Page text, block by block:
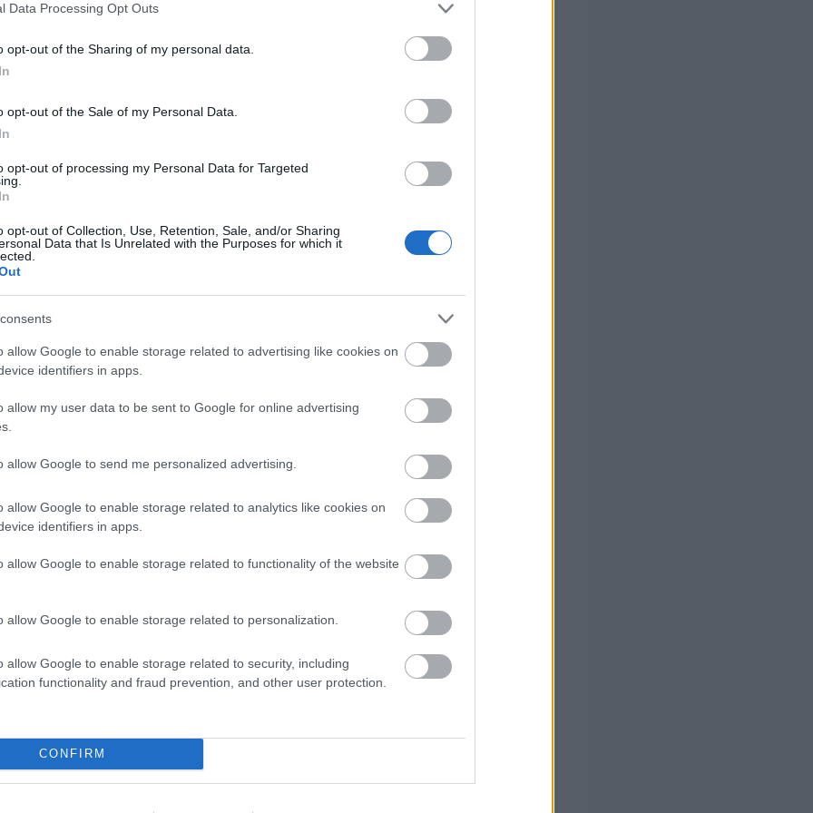
Data Processing Opt Outs
opt-out of the Sharing of my personal data.
opt-out of the Sale of my Personal Data.
opt-out of processing my Personal Data for Targeted
opt-out of Collection, Use, Retention, Sale, and/or Sharing
Data that Is Unrelated with the Purposes for which it
allow Google to enable storage related to advertising like cookies on
identifiers in apps.
allow my user data to be sent to Google for online advertising
allow Google to send me personalized advertising.
allow Google to enable storage related to analytics like cookies on
identifiers in apps.
allow Google to enable storage related to functionality of the website
allow Google to enable storage related to personalization.
allow Google to enable storage related to security, including
functionality and fraud prevention, and other user protection.
CONFIRM
η πιο Εύκολη Πιστοποίηση Υπολογιστών σε 2
όλες τις σημαντικές ειδήσεις.
proson.gr στα αποτελέσματα αναζήτησης της Google
είναι οι δύο επόμενες προκηρύξεις «μαμούθ» (με μόρια)
γραπτός διαγωνισμός - Μόνιμοι στο υπουργείο
προσλήψεις με μισθό έως 1.250€ - Πού θα κάνετε
μισθός: Σενάριο για αύξηση στα 1.000 ευρώ από το 2027